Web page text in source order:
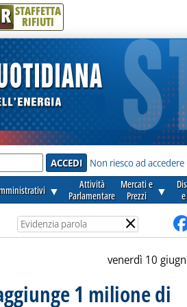
R STAFFETTA
RIFIUTI
Non riesco ad accedere
▼
Attività
Parlamentare
Mercati e
Prezzi
▼
×
venerdì 10
1 milione di